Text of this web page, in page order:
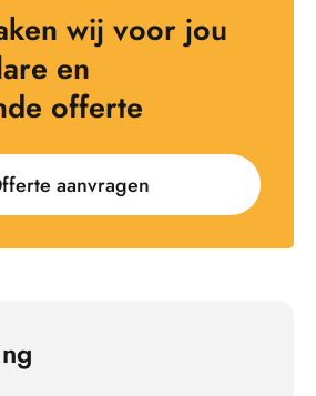
wij voor jou
en
offerte
aanvragen